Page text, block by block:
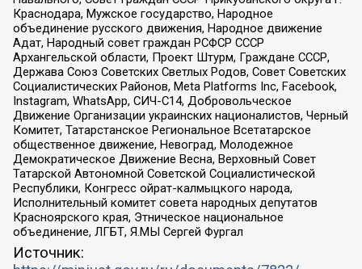
Краснодара, Мужское государство, Народное
объединение русского движения, Народное движение
Адат, Народный совет граждан РСФСР СССР
Архангельской области, Проект Штурм, Граждане СССР,
Держава Союз Советских Светлых Родов, Совет Советских
Социалистических Районов, Meta Platforms Inc, Facebook,
Instagram, WhatsApp, СИЧ-С14, Добровольческое
Движение Организации украинских националистов, Черный
Комитет, Татарстанское Региональное Всетатарское
общественное движение, Невоград, Молодежное
Демократическое Движение Весна, Верховный Совет
Татарской Автономной Советской Социалистической
Республики, Конгресс ойрат-калмыцкого народа,
Исполнительный комитет совета народных депутатов
Красноярского края, Этническое национальное
объединение, ЛГБТ, Я.МЫ Сергей Фургал
Источник: